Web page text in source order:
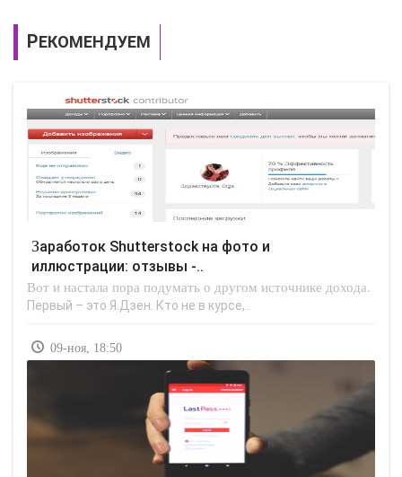
РЕКОМЕНДУЕМ
Заработок Shutterstock на фото и
иллюстрации: отзывы -..
Вот и настала пора подумать о другом источнике дохода.
Первый – это Я.Дзен. Кто не в курсе,..
09-ноя, 18:50